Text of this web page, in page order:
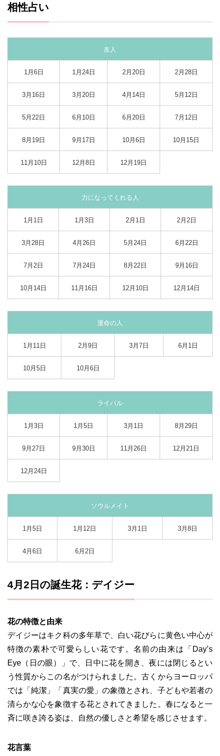
相性占い
友人
1月6日 1月24日 2月20日 2月28日
3月16日 3月20日 4月14日 5月12日
5月22日 6月10日 6月20日 7月12日
8月19日 9月17日 10月6日 10月15日
11月10日 12月8日 12月19日
力になってくれる人
1月1日 1月3日 2月1日 2月2日
3月28日 4月26日 5月24日 6月22日
7月2日 7月24日 8月22日 9月16日
10月14日 11月16日 12月10日 12月14日
運命の人
1月11日 2月9日 3月7日 6月1日
10月5日 10月6日
ライバル
1月3日 1月5日 3月1日 8月29日
9月27日 9月30日 11月26日 12月21日
12月24日
ソウルメイト
1月5日 1月12日 3月1日 3月8日
4月6日 6月2日
4月2日の誕生花：デイジー
花の特徴と由来
デイジーはキク科の多年草で、白い花びらに黄色い中心が
特徴の素朴で可愛らしい花です。名前の由来は「Day’s
Eye（日の眼）」で、日中に花を開き、夜には閉じるとい
う性質からこの名がつけられました。古くからヨーロッパ
では「純潔」「真実の愛」の象徴とされ、子どもや若者の
清らかな心を象徴する花とされてきました。春になると一
斉に咲き誇る姿は、自然の優しさと希望を感じさせます。
花言葉